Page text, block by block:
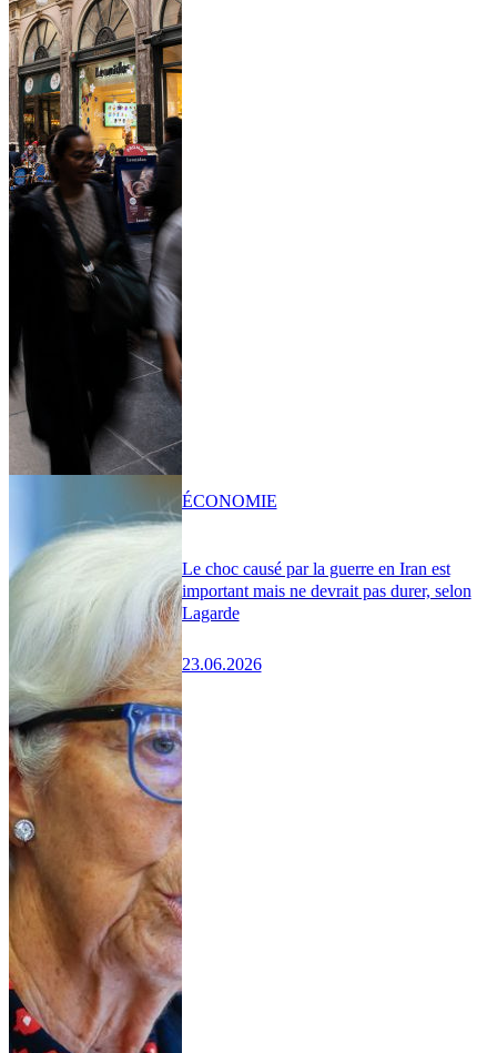
Le choc causé par la guerre en Iran est
important mais ne devrait pas durer, selon
Lagarde
23.06.2026
ÉCONOMIE